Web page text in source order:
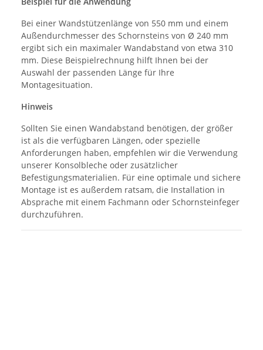
Bei einer Wandstützenlänge von 550 mm und einem
Außendurchmesser des Schornsteins von Ø 240 mm
ergibt sich ein maximaler Wandabstand von etwa 310
mm. Diese Beispielrechnung hilft Ihnen bei der
Auswahl der passenden Länge für Ihre
Montagesituation.
Hinweis
Sollten Sie einen Wandabstand benötigen, der größer
ist als die verfügbaren Längen, oder spezielle
Anforderungen haben, empfehlen wir die Verwendung
unserer Konsolbleche oder zusätzlicher
Befestigungsmaterialien. Für eine optimale und sichere
Montage ist es außerdem ratsam, die Installation in
Absprache mit einem Fachmann oder Schornsteinfeger
durchzuführen.